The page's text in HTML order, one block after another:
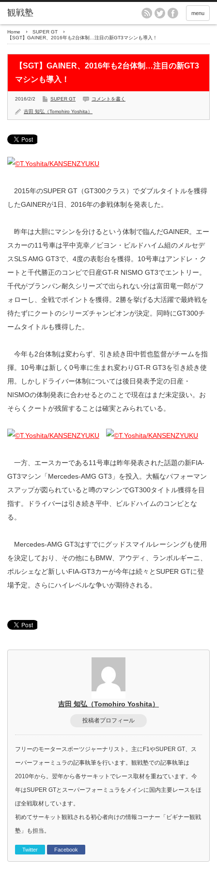
menu
Home
SUPER GT
【SGT】GAINER、2016年も2台体制…注目の新GT3マシンも導入！
【SGT】GAINER、2016年も2台体制…注目の新GT3
マシンも導入！
2016/2/2 SUPER GT コメントを書く
吉田 知弘（Tomohiro Yoshita）
2015年のSUPER GT（GT300クラス）でダブルタイトルを獲得
したGAINERが1日、2016年の参戦体制を発表した。
昨年は大胆にマシンを分けるという体制で臨んだGAINER。エー
スカーの11号車は平中克幸／ビヨン・ビルドハイム組のメルセデ
スSLS AMG GT3で、4度の表彰台を獲得。10号車はアンドレ・ク
ートと千代勝正のコンビで日産GT-R NISMO GT3でエントリー。
千代がブランパン耐久シリーズで出られない分は富田竜一郎がフ
ォローし、全戦でポイントを獲得。2勝を挙げる大活躍で最終戦を
待たずにクートのシリーズチャンピオンが決定。同時にGT300チ
ームタイトルも獲得した。
今年も2台体制は変わらず、引き続き田中哲也監督がチームを指
揮。10号車は新しく0号車に生まれ変わりGT-R GT3を引き続き使
用。しかしドライバー体制については後日発表予定の日産・
NISMOの体制発表に合わせるとのことで現在はまだ未定扱い。お
そらくクートが残留することは確実とみられている。
一方、エースカーである11号車は昨年発表された話題の新FIA-
GT3マシン「Mercedes-AMG GT3」を投入。大幅なパフォーマン
スアップが図られていると噂のマシンでGT300タイトル獲得を目
指す。ドライバーは引き続き平中、ビルドハイムのコンビとな
る。
Mercedes-AMG GT3はすでにグッドスマイルレーシングも使用
を決定しており、その他にもBMW、アウディ、ランボルギーニ、
ポルシェなど新しいFIA-GT3カーが今年は続々とSUPER GTに登
場予定。さらにハイレベルな争いが期待される。
吉田 知弘（Tomohiro Yoshita）
投稿者プロフィール
フリーのモータースポーツジャーナリスト。主にF1やSUPER GT、ス
ーパーフォーミュラの記事執筆を行います。観戦塾での記事執筆は
2010年から。翌年から各サーキットでレース取材を重ねています。今
年はSUPER GTとスーパーフォーミュラをメインに国内主要レースをほ
ぼ全戦取材しています。
初めてサーキット観戦される初心者向けの情報コーナー「ビギナー観戦
塾」も担当。
Twitter Facebook